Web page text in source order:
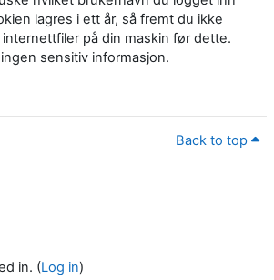
lagres i ett år, så fremt du ikke
på din maskin før dette.
sensitiv informasjon.
Back to top
in. (Log in)